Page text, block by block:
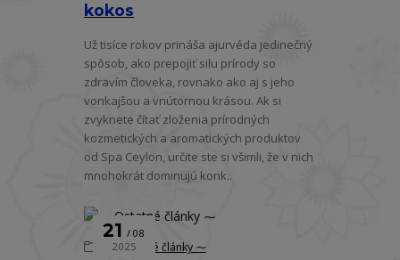
kokos
Už tisíce rokov prináša ajurvéda jedinečný
spôsob, ako prepojiť silu prírody so
zdravím človeka, rovnako ako aj s jeho
vonkajšou a vnútornou krásou. Ak si
zvyknete čítať zloženia prírodných
kozmetických a aromatických produktov
od Spa Ceylon, určite ste si všimli, že v nich
mnohokrát dominujú konk..
21
08
2025
⁓ Ostatné články ⁓